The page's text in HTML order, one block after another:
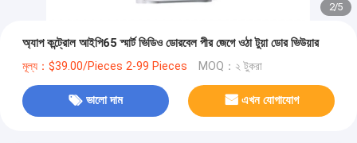
2/5
অ্যাপ কন্ট্রোল আইপি65 স্মার্ট ভিডিও ডোরবেল পীর জেগে ওঠা টুয়া ডোর ভিউয়ার
মূল্য：$39.00/Pieces 2-99 Pieces MOQ：২ টুকরা
ভালো দাম এখন যোগাযোগ